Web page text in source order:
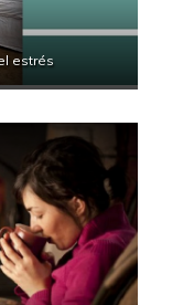
estrés